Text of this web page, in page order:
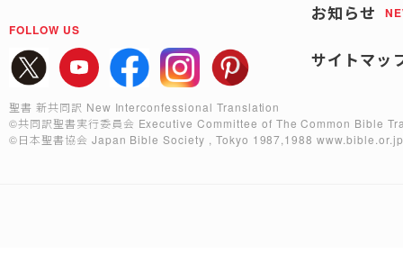
FOLLOW US
お知らせ
サイトマッ
聖書 新共同訳 New Interconfessional Translation
©共同訳聖書実行委員会 Executive Committee of The Common Bible
©日本聖書協会 Japan Bible Society , Tokyo 1987,1988www.bible.or.jp